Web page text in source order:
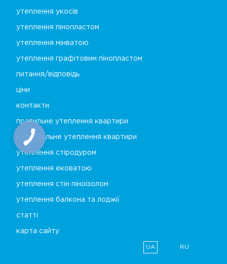
утеплення укосів
утеплення пінопластом
утеплення мінватою
утеплення графітовим пінопластом
питання/відповідь
ціни
контакти
правильне утеплення квартири
неправильне утеплення квартири
утеплення стіродуром
утеплення ековатою
утеплення стін піноізолом
утеплення балкона та лоджії
статті
карта сайту
UA RU